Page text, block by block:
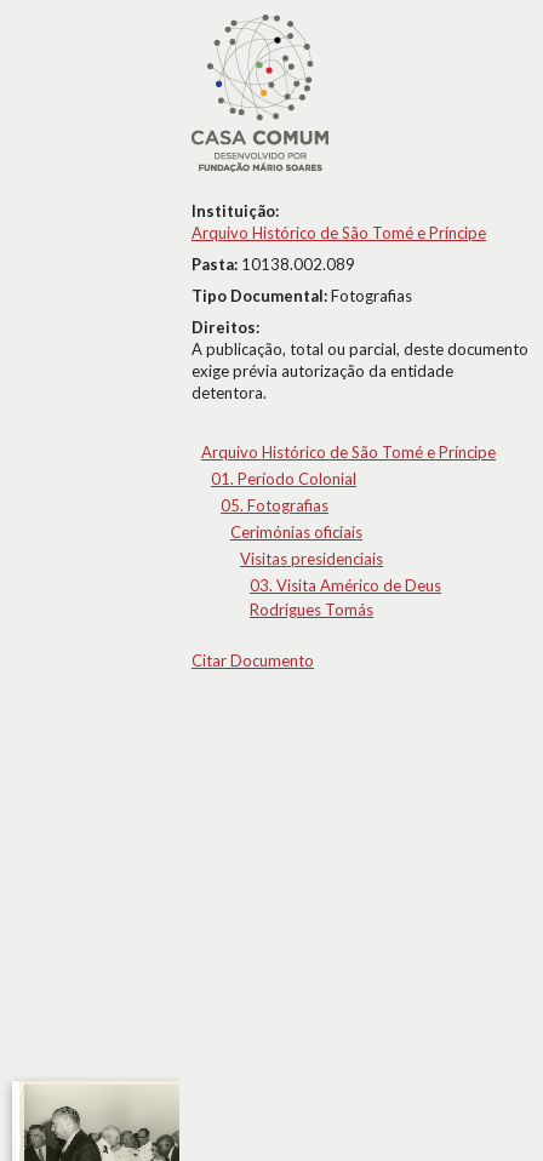
Instituição:
Arquivo Histórico de São Tomé e Príncipe
Pasta: 10138.002.089
Tipo Documental:Fotografias
Direitos:
A publicação, total ou parcial, deste documento
exige prévia autorização da entidade
detentora.
Arquivo Histórico de São Tomé e Príncipe
01. Período Colonial
05. Fotografias
Cerimónias oficiais
Visitas presidenciais
03. Visita Américo de Deus
Rodrigues Tomás
Citar Documento